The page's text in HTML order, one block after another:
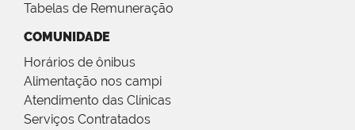
Tabelas de Remuneração
COMUNIDADE
Horários de ônibus
Alimentação nos campi
Atendimento das Clínicas
Serviços Contratados